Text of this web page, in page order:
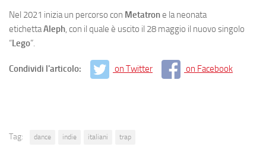
Nel 2021 inizia un percorso con Metatrone la neonata
etichettaAleph, con il quale è uscito il 28 maggio il nuovo singolo
“Lego”.
Condividi l'articolo: on Twitter on Facebook
Tag: dance indie italiani trap